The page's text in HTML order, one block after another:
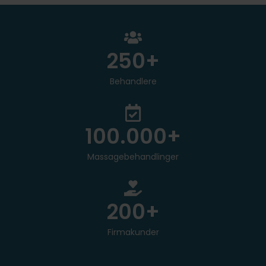
Behandlere
250+
Massagebehandlinger
100.000+
Firmakunder
200+